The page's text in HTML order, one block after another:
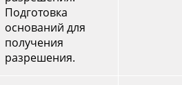
Подготовка
оснований для
получения
разрешения.